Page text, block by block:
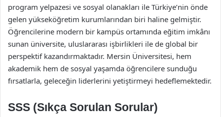
program yelpazesi ve sosyal olanakları ile Türkiye’nin önde
gelen yükseköğretim kurumlarından biri haline gelmiştir.
Öğrencilerine modern bir kampüs ortamında eğitim imkânı
sunan üniversite, uluslararası işbirlikleri ile de global bir
perspektif kazandırmaktadır. Mersin Üniversitesi, hem
akademik hem de sosyal yaşamda öğrencilere sunduğu
fırsatlarla, geleceğin liderlerini yetiştirmeyi hedeflemektedir.
SSS (Sıkça Sorulan Sorular)